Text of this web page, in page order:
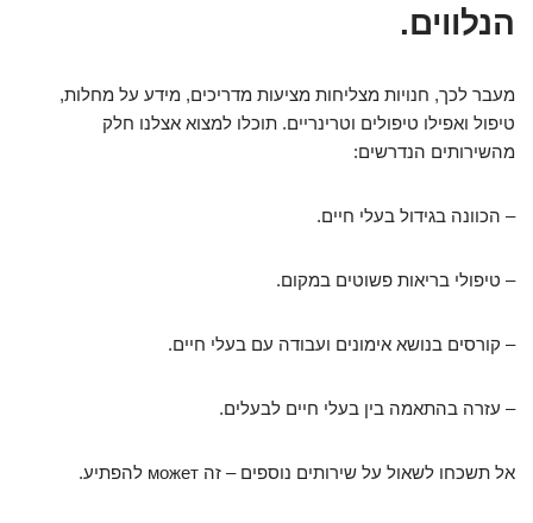
הנלווים.
מעבר לכך, חנויות מצליחות מציעות מדריכים, מידע על מחלות,
טיפול ואפילו טיפולים וטרינריים. תוכלו למצוא אצלנו חלק
מהשירותים הנדרשים:
– הכוונה בגידול בעלי חיים.
– טיפולי בריאות פשוטים במקום.
– קורסים בנושא אימונים ועבודה עם בעלי חיים.
– עזרה בהתאמה בין בעלי חיים לבעלים.
אל תשכחו לשאול על שירותים נוספים – זה может להפתיע.